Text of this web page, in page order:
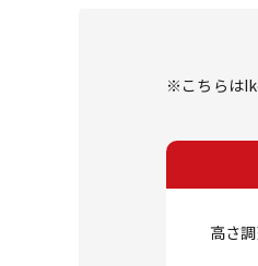
※こちらは
高さ